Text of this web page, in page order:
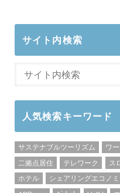
サイト内検索
人気検索キーワード
サステナブルツーリズム ワ
二拠点居住
テレワーク ス
ホテル
シェアリングエコノ